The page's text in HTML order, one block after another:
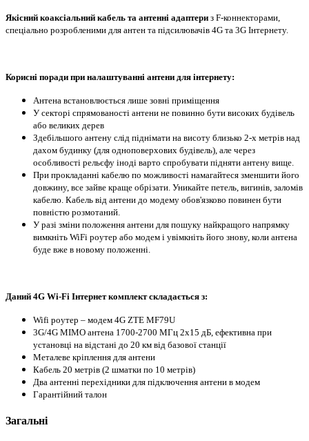
Якісний коаксіальний кабель та антенні адаптери з F-коннекторами,
спеціально розробленими для антен та підсилювачів 4G та 3G Інтернету.
Корисні поради при налаштуванні антени для інтернету:
Антена встановлюється лише зовні приміщення
У секторі спрямованості антени не повинно бути високих будівель
або великих дерев
Здебільшого антену слід піднімати на висоту близько 2-х метрів над
дахом будинку (для одноповерхових будівель), але через
особливості рельєфу іноді варто спробувати підняти антену вище.
При прокладанні кабелю по можливості намагайтеся зменшити його
довжину, все зайве краще обрізати. Уникайте петель, вигинів, заломів
кабелю. Кабель від антени до модему обов'язково повинен бути
повністю розмотаний.
У разі зміни положення антени для пошуку найкращого напрямку
вимкніть WiFi роутер або модем і увімкніть його знову, коли антена
буде вже в новому положенні.
Даний 4G Wi-Fi Інтернет комплект складається з:
Wifi роутер – модем 4G ZTE MF79U
3G/4G MIMO антена 1700-2700 МГц 2x15 дБ, ефективна при
установці на відстані до 20 км від базової станції
Металеве кріплення для антени
Кабель 20 метрів (2 шматки по 10 метрів)
Два антенні перехідники для підключення антени в модем
Гарантійний талон
Загальні